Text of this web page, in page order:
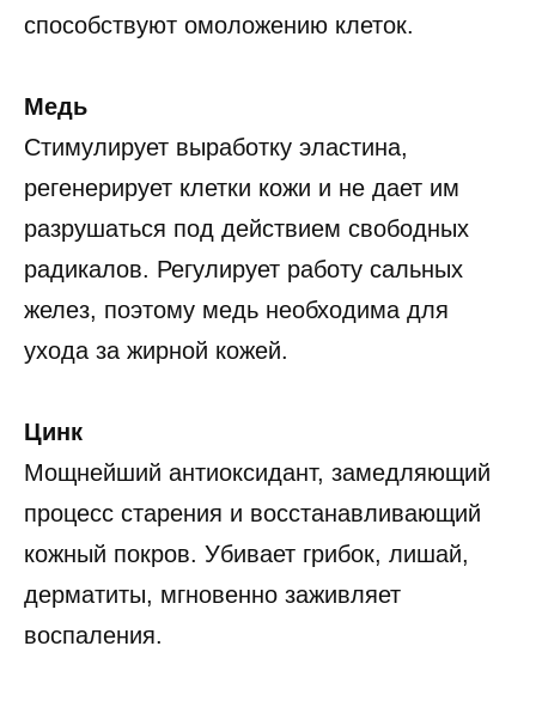
способствуют омоложению клеток.
Медь
Стимулирует выработку эластина,
регенерирует клетки кожи и не дает им
разрушаться под действием свободных
радикалов. Регулирует работу сальных
желез, поэтому медь необходима для
ухода за жирной кожей.
Цинк
Мощнейший антиоксидант, замедляющий
процесс старения и восстанавливающий
кожный покров. Убивает грибок, лишай,
дерматиты, мгновенно заживляет
воспаления.